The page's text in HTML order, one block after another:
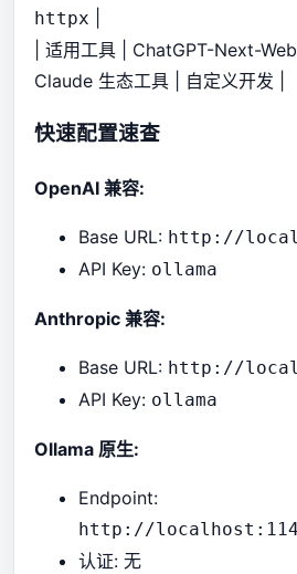
httpx
| 适用工具 | ChatGPT-Next-
Claude 生态工具 | 自定义开发 |
快速配置速查
OpenAI 兼容:
Base URL: http://
API Key: ollama
Anthropic 兼容:
Base URL: http://
API Key: ollama
Ollama 原生:
Endpoint:
http://
认证: 无